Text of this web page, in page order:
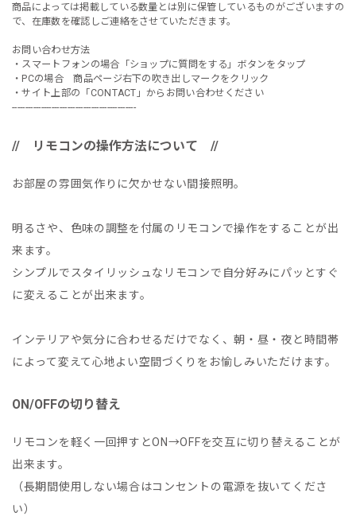
商品によっては掲載している数量とは別に保管しているものがございますの
で、在庫数を確認しご連絡をさせていただきます。
お問い合わせ方法
・スマートフォンの場合「ショップに質問をする」ボタンをタップ
・PCの場合 商品ページ右下の吹き出しマークをクリック
・サイト上部の「CONTACT」からお問い合わせください
-----------------------------------------------
// リモコンの操作方法について //
お部屋の雰囲気作りに欠かせない間接照明。
明るさや、色味の調整を付属のリモコンで操作をすることが出
来ます。
シンプルでスタイリッシュなリモコンで自分好みにパッとすぐ
に変えることが出来ます。
インテリアや気分に合わせるだけでなく、朝・昼・夜と時間帯
によって変えて心地よい空間づくりをお愉しみいただけます。
ON/OFFの切り替え
リモコンを軽く一回押すとON→OFFを交互に切り替えることが
出来ます。
（長期間使用しない場合はコンセントの電源を抜いてくださ
い）